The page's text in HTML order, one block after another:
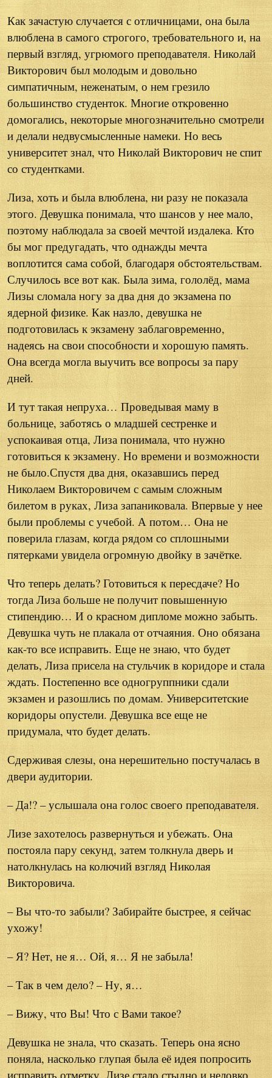
Как зачастую случается с отличницами, она была
влюблена в самого строгого, требовательного и, на
первый взгляд, угрюмого преподавателя. Николай
Викторович был молодым и довольно
симпатичным, неженатым, о нем грезило
большинство студенток. Многие откровенно
домогались, некоторые многозначительно смотрели
и делали недвусмысленные намеки. Но весь
университет знал, что Николай Викторович не спит
со студентками.
Лиза, хоть и была влюблена, ни разу не показала
этого. Девушка понимала, что шансов у нее мало,
поэтому наблюдала за своей мечтой издалека. Кто
бы мог предугадать, что однажды мечта
воплотится сама собой, благодаря обстоятельствам.
Случилось все вот как. Была зима, гололёд, мама
Лизы сломала ногу за два дня до экзамена по
ядерной физике. Как назло, девушка не
подготовилась к экзамену заблаговременно,
надеясь на свои способности и хорошую память.
Она всегда могла выучить все вопросы за пару
дней.
И тут такая непруха… Проведывая маму в
больнице, заботясь о младшей сестренке и
успокаивая отца, Лиза понимала, что нужно
готовиться к экзамену. Но времени и возможности
не было.Спустя два дня, оказавшись перед
Николаем Викторовичем с самым сложным
билетом в руках, Лиза запаниковала. Впервые у нее
были проблемы с учебой. А потом… Она не
поверила глазам, когда рядом со сплошными
пятерками увидела огромную двойку в зачётке.
Что теперь делать? Готовиться к пересдаче? Но
тогда Лиза больше не получит повышенную
стипендию… И о красном дипломе можно забыть.
Девушка чуть не плакала от отчаяния. Оно обязана
как-то все исправить. Еще не знаю, что будет
делать, Лиза присела на стульчик в коридоре и стала
ждать. Постепенно все одногруппники сдали
экзамен и разошлись по домам. Университетские
коридоры опустели. Девушка все еще не
придумала, что будет делать.
Сдерживая слезы, она нерешительно постучалась в
двери аудитории.
– Да!? – услышала она голос своего преподавателя.
Лизе захотелось развернуться и убежать. Она
постояла пару секунд, затем толкнула дверь и
натолкнулась на колючий взгляд Николая
Викторовича.
– Вы что-то забыли? Забирайте быстрее, я сейчас
ухожу!
– Я? Нет, не я… Ой, я… Я не забыла!
– Так в чем дело? – Ну, я…
– Вижу, что Вы! Что с Вами такое?
Девушка не знала, что сказать. Теперь она ясно
поняла, насколько глупая была её идея попросить
исправить отметку. Лизе стало стыдно и неловко.